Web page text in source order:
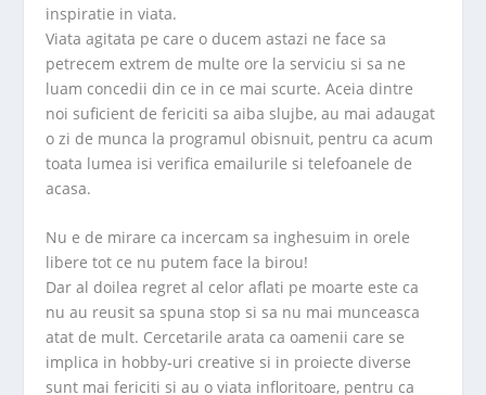
inspiratie in viata.
Viata agitata pe care o ducem astazi ne face sa
petrecem extrem de multe ore la serviciu si sa ne
luam concedii din ce in ce mai scurte. Aceia dintre
noi suficient de fericiti sa aiba slujbe, au mai adaugat
o zi de munca la programul obisnuit, pentru ca acum
toata lumea isi verifica emailurile si telefoanele de
acasa.
Nu e de mirare ca incercam sa inghesuim in orele
libere tot ce nu putem face la birou!
Dar al doilea regret al celor aflati pe moarte este ca
nu au reusit sa spuna stop si sa nu mai munceasca
atat de mult. Cercetarile arata ca oamenii care se
implica in hobby-uri creative si in proiecte diverse
sunt mai fericiti si au o viata infloritoare, pentru ca